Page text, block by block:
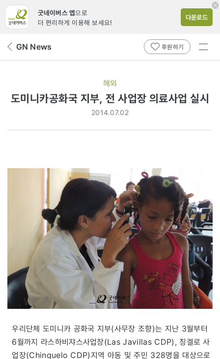
굿네이버스 앱으로
더 편리하게 이용해 보세요!
다운로드
뒤 GN News 후원하기
전체
해외
도미니카공화국 지부, 전 사업장 의료사업 실시
2014.07.02
우리단체 도미니카 공화국 지부(사무장 조향)는 지난 3월부터
6월까지 라스하비쟈스사업장(Las Javillas CDP), 칭겔로 사
업장(Chinguelo CDP)지역 아동 및 주민 328명을 대상으로